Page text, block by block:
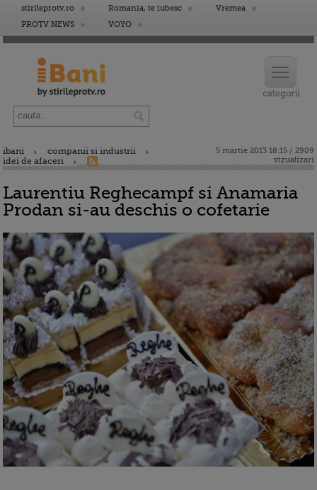
stirileprotv.ro Romania, te iubesc
Vremea
PROTV NEWS
VOYO
ibani
companii si industrii
idei de afaceri
5 martie 2013 18:15 / 2909
vizualizari
Laurentiu Reghecampf si Anamaria
Prodan si-au deschis o cofetarie